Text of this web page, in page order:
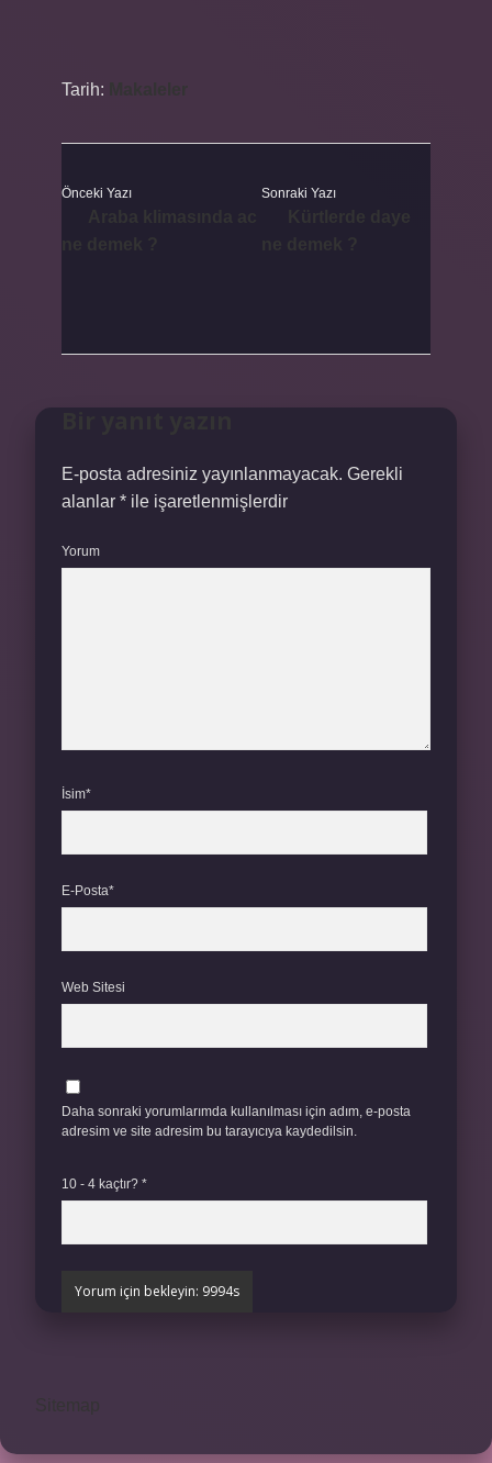
Tarih:
Önceki Yazı Sonraki Yazı
E-posta adresiniz yayınlanmayacak. Gerekli
alanlar * ile işaretlenmişlerdir
Yorum
İsim*
E-Posta*
Web Sitesi
Daha sonraki yorumlarımda kullanılması için adım, e-posta
adresim ve site adresim bu tarayıcıya kaydedilsin.
10 - 4 kaçtır? *